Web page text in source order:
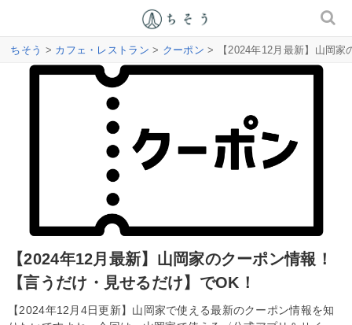
ちそう > カフェ・レストラン > クーポン > 【2024年12月最新】山岡家
【2024年12月最新】山岡家のクーポン情報！
【言うだけ・見せるだけ】でOK！
【2024年12月4日更新】山岡家で使える最新のクーポン情報を知